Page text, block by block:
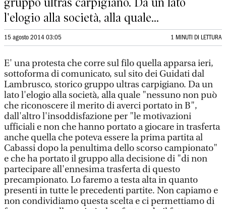
l'elogio alla società, alla quale...
15 agosto 2014 03:05 1 MINUTI DI LETTURA
E' una protesta che corre sul filo quella apparsa ieri,
sottoforma di comunicato, sul sito dei Guidati dal
Lambrusco, storico gruppo ultras carpigiano. Da un
lato l'elogio alla società, alla quale "nessuno non può
che riconoscere il merito di averci portato in B",
dall'altro l'insoddisfazione per "le motivazioni
ufficiali e non che hanno portato a giocare in trasferta
anche quella che poteva essere la prima partita al
Cabassi dopo la penultima dello scorso campionato"
e che ha portato il gruppo alla decisione di "di non
partecipare all'ennesima trasferta di questo
precampionato. Lo faremo a testa alta in quanto
presenti in tutte le precedenti partite. Non capiamo e
non condividiamo questa scelta e ci permettiamo di